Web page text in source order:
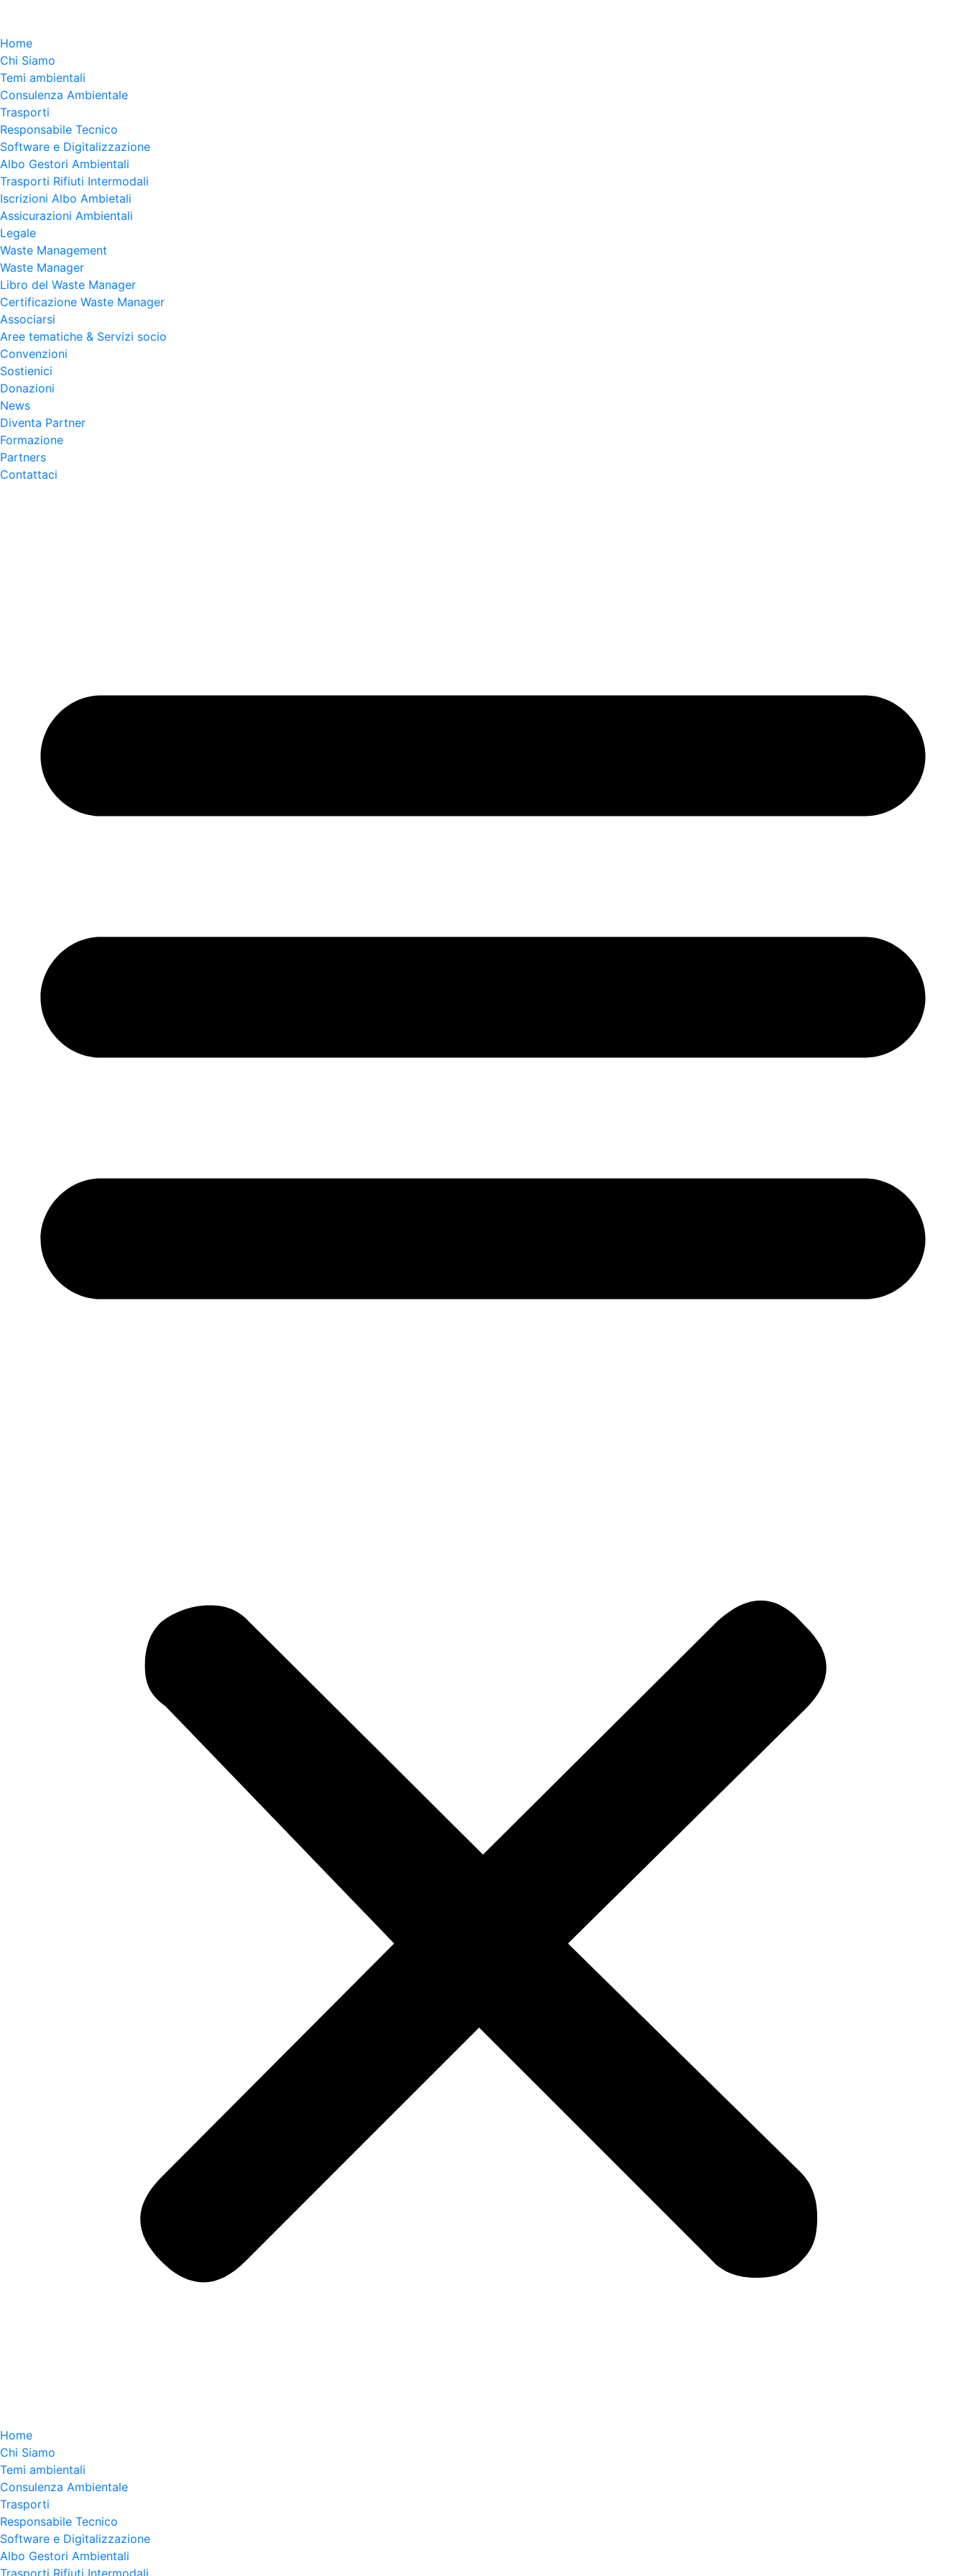
Home
Chi Siamo
Temi ambientali
Consulenza Ambientale
Trasporti
Responsabile Tecnico
Software e Digitalizzazione
Albo Gestori Ambientali
Trasporti Rifiuti Intermodali
Iscrizioni Albo Ambietali
Assicurazioni Ambientali
Legale
Waste Management
Waste Manager
Libro del Waste Manager
Certificazione Waste Manager
Associarsi
Aree tematiche & Servizi socio
Convenzioni
Sostienici
Donazioni
News
Diventa Partner
Formazione
Partners
Contattaci
Home
Chi Siamo
Temi ambientali
Consulenza Ambientale
Trasporti
Responsabile Tecnico
Software e Digitalizzazione
Albo Gestori Ambientali
Trasporti Rifiuti Intermodali